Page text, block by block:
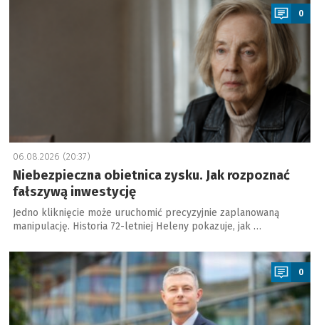
0
06.08.2026 (20:37)
Niebezpieczna obietnica zysku. Jak rozpoznać
fałszywą inwestycję
Jedno kliknięcie może uruchomić precyzyjnie zaplanowaną
manipulację. Historia 72-letniej Heleny pokazuje, jak …
a
0